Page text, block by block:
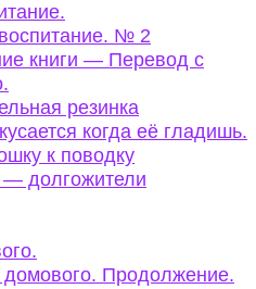
№ 2
книги — Перевод с
резинка
когда её гладишь.
к поводку
долгожители
домового. Продолжение.